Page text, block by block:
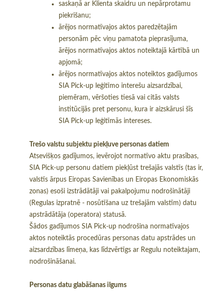
saskaņā ar Klienta skaidru un nepārprotamu
piekrišanu;
ārējos normatīvajos aktos paredzētajām
personām pēc viņu pamatota pieprasījuma,
ārējos normatīvajos aktos noteiktajā kārtībā un
apjomā;
ārējos normatīvajos aktos noteiktos gadījumos
SIA Pick-up leģitīmo interešu aizsardzībai,
piemēram, vēršoties tiesā vai citās valsts
institūcijās pret personu, kura ir aizskārusi šīs
SIA Pick-up leģitīmās intereses.
Trešo valstu subjektu piekļuve personas datiem
Atsevišķos gadījumos, ievērojot normatīvo aktu prasības,
SIA Pick-up personu datiem piekļūst trešajās valstīs (tas ir,
valstīs ārpus Eiropas Savienības un Eiropas Ekonomiskās
zonas) esoši izstrādātāji vai pakalpojumu nodrošinātāji
(Regulas izpratnē - nosūtīšana uz trešajām valstīm) datu
apstrādātāja (operatora) statusā.
Šādos gadījumos SIA Pick-up nodrošina normatīvajos
aktos noteiktās procedūras personas datu apstrādes un
aizsardzības līmeņa, kas līdzvērtīgs ar Regulu noteiktajam,
nodrošināšanai.
Personas datu glabāšanas ilgums